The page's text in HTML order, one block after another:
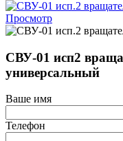
Просмотр
СВУ-01 исп2
универсальный
Ваше имя
Телефон